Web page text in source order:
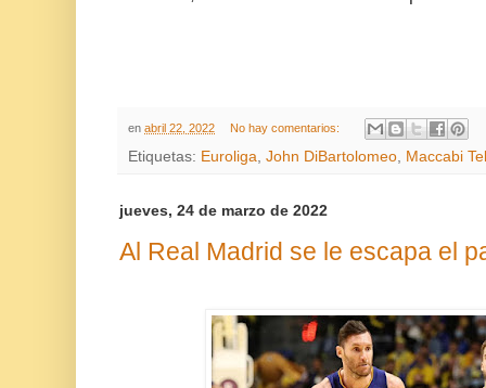
en abril 22, 2022 No hay comentarios:
Etiquetas: Euroliga, John DiBartolomeo, Maccabi
jueves, 24 de marzo de 2022
Al Real Madrid se le escapa el